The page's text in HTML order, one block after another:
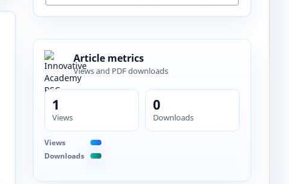
Article metrics
Views and PDF downloads
1
Views
0
Downloads
Views
Downloads